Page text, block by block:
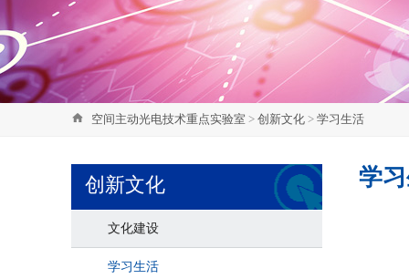
空间主动光电技术重点实验室 > 创新文化 > 学习生活
创新文化
文化建设
学习生活
学